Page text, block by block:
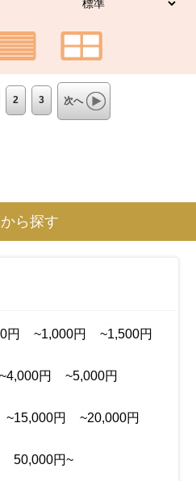
2 3 次へ
ら探す
円 ~1,000円 ~1,500円
~4,000円 ~5,000円
~15,000円 ~20,000円
50,000円~